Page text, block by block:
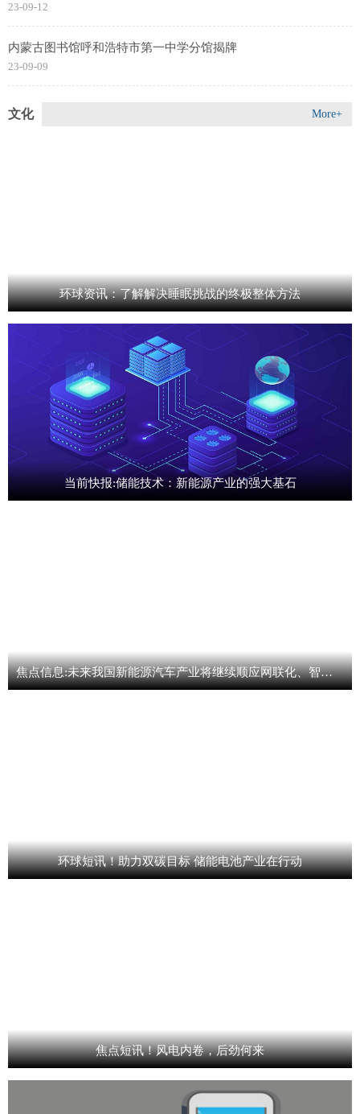
23-09-12
内蒙古图书馆呼和浩特市第一中学分馆揭牌
23-09-09
文化 More+
环球资讯：了解解决睡眠挑战的终极整体方法
当前快报:储能技术：新能源产业的强大基石
焦点信息:未来我国新能源汽车产业将继续顺应网联化、智能化新趋势
环球短讯！助力双碳目标 储能电池产业在行动
焦点短讯！风电内卷，后劲何来